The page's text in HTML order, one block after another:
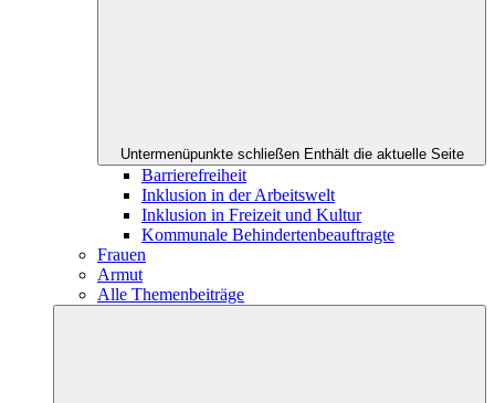
Untermenüpunkte schließen Enthält die aktuelle Seite
Barrierefreiheit
Inklusion in der Arbeitswelt
Inklusion in Freizeit und Kultur
Kommunale Behindertenbeauftragte
Frauen
Armut
Alle Themenbeiträge